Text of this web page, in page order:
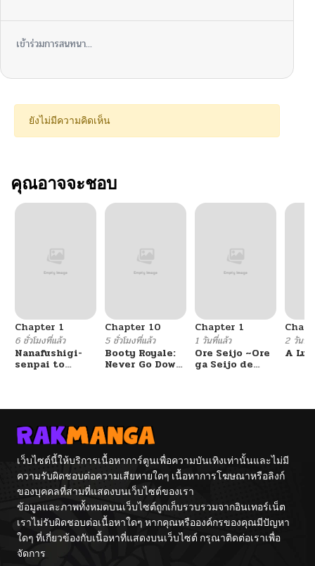
เข้าร่วมการสนทนา...
ยังไม่มีความคิดเห็น
คุณอาจจะชอบ
Chapter 1
6 ชั่วโมงที่แล้ว
Nanafushigi-
senpai to
Chapter 10
5 ชั่วโมงที่แล้ว
Booty Royale:
Never Go Down
Chapter 1
1 วันที่แล้ว
Ore Seijo ~Ore
ga Seijo de
Game Kanzen
2 วันที่แ
A
เว็บไซต์นี้ให้บริการเนื้อหาการ์ตูนเพื่อความบันเทิงเท่านั้นและไม่มี
ความรับผิดชอบต่อความเสียหายใดๆ เนื้อหาการโฆษณาหรือลิงก์
ของบุคคลที่สามที่แสดงบนเว็บไซต์ของเรา
ข้อมูลและภาพทั้งหมดบนเว็บไซต์ถูกเก็บรวบรวมจากอินเทอร์เน็ต
เราไม่รับผิดชอบต่อเนื้อหาใดๆ หากคุณหรือองค์กรของคุณมีปัญหา
ใดๆ ที่เกี่ยวข้องกับเนื้อหาที่แสดงบนเว็บไซต์ กรุณาติดต่อเราเพื่อ
จัดการ